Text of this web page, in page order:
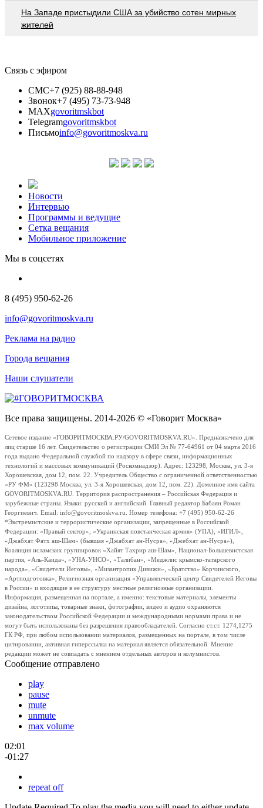
На Западе пристыдили США за убийство сотен мирных
жителей
Связь с эфиром
СМС+7 (925) 88-88-948
Звонок+7 (495) 73-73-948
MAXgovoritmskbot
Telegramgovoritmskbot
Письмоinfo@govoritmoskva.ru
Новости
Интервью
Программы и ведущие
Сетка вещания
Мобильное приложение
Мы в соцсетях
8 (495) 950-62-26
info@govoritmoskva.ru
Реклама на радио
Города вещания
Наши слушатели
Все права защищены. 2014-2026 © «Говорит Москва»
Сетевое издание «ГОВОРИТМОСКВА.РУ/GOVORITMOSKVA.RU». Предназначено для
лиц старше 16 лет. Свидетельство о регистрации СМИ Эл № 77-64961 от 04 марта 2016
года выдано Федеральной службой по надзору в сфере связи, информационных
технологий и массовых коммуникаций (Роскомнадзор). Адрес: 123298, Москва, ул. 3-я
Хорошевская, дом 12, пом. 22. Учредитель Общество с ограниченной ответственностью
«РУ ФМ» (123298 Москва, ул. 3-я Хорошевская, дом 12, пом. 22). Доменное имя сайта
GOVORITMOSKVA.RU. Территория распространения – Российская Федерация и
зарубежные страны. Языки: русский и английский. Главный редактор Бабаян Роман
Георгиевич. Email: info@govoritmoskva.ru. Номер телефона: +7 (495) 950-62-26
*Экстремистские и террористические организации, запрещенные в Российской
Федерации: «Правый сектор», «Украинская повстанческая армия» (УПА), «ИГИЛ»,
«Джабхат Фатх аш-Шам» (бывшая «Джабхат ан-Нусра», «Джебхат ан-Нусра»),
Коалиция исламских группировок «Хайят Тахрир аш-Шам», Национал-Большевистская
партия, «Аль-Каида», «УНА-УНСО», «Талибан», «Меджлис крымско-татарского
народа», «Свидетели Иеговы», «Мизантропик Дивижн», «Братство» Корчинского,
«Артподготовка», Религиозная организация «Управленческий центр Свидетелей Иеговы
в России» и входящие в ее структуру местные религиозные организации.
Информация, размещенная на портале, а именно: текстовые материалы, элементы
дизайна, логотипы, товарные знаки, фотографии, видео и аудио охраняются
законодательством Российской Федерации и международными нормами права и не
могут быть использованы без разрешения правообладателей. Согласно ст.ст. 1274,1275
ГК РФ, при любом использовании материалов, размещенных на портале, в том числе
цитировании, активная гиперссылка на материал является обязательной. Мнение
редакции может не совпадать с мнением отдельных авторов и колумнистов.
Сообщение отправлено
play
pause
mute
unmute
max volume
02:01
-01:27
repeat off